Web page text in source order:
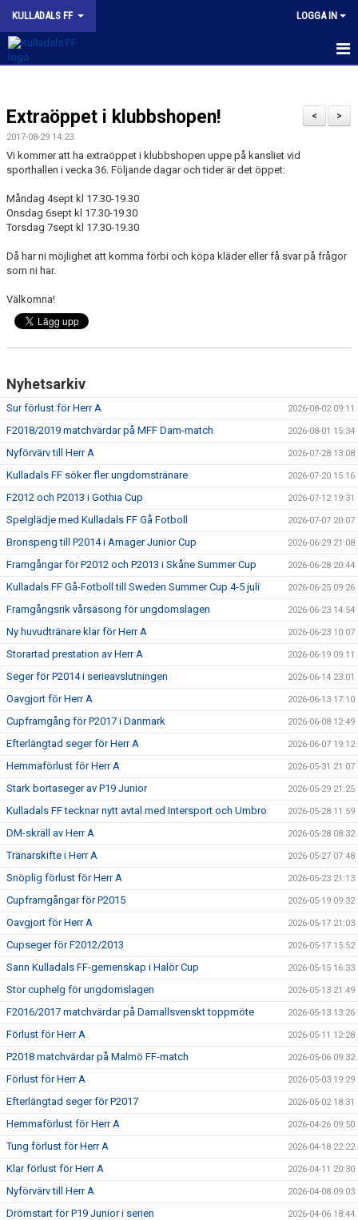
KULLADALS FF LOGGA IN
OM KLUBBEN
NYHETER
INFORMATION MED POLICY
DOKUMENT
MATCHER
PROFILKLÄDER
KFF FACEBOOK
KFF INSTAGRAM
MEDLEM INTRESSEANMÄLAN
>
<
Extraöppet i klubbshopen!
2017-08-29 14:23
Vi kommer att ha extraöppet i klubbshopen uppe på kansliet vid
sporthallen i vecka 36. Följande dagar och tider är det öppet:
Måndag 4sept kl 17.30-19.30
Onsdag 6sept kl 17.30-19.30
Torsdag 7sept kl 17.30-19.30
Då har ni möjlighet att komma förbi och köpa kläder eller få svar på frågor
som ni har.
Välkomna!
Nyhetsarkiv
Sur förlust för Herr A 2026-08-02 09:11
F2018/2019 matchvärdar på MFF Dam-match 2026-08-01 15:34
Nyförvärv till Herr A 2026-07-28 13:08
Kulladals FF söker fler ungdomstränare 2026-07-20 15:16
F2012 och P2013 i Gothia Cup 2026-07-12 19:31
Spelglädje med Kulladals FF Gå Fotboll 2026-07-07 20:07
Bronspeng till P2014 i Amager Junior Cup 2026-06-29 21:08
Framgångar för P2012 och P2013 i Skåne Summer Cup 2026-06-28 20:44
Kulladals FF Gå-Fotboll till Sweden Summer Cup 4-5 juli 2026-06-25 09:26
Framgångsrik vårsäsong för ungdomslagen 2026-06-23 14:54
Ny huvudtränare klar för Herr A 2026-06-23 10:07
Storartad prestation av Herr A 2026-06-19 09:11
Seger för P2014 i serieavslutningen 2026-06-14 23:01
Oavgjort för Herr A 2026-06-13 17:10
Cupframgång för P2017 i Danmark 2026-06-08 12:49
Efterlängtad seger för Herr A 2026-06-07 19:12
Hemmaförlust för Herr A 2026-05-31 21:07
Stark bortaseger av P19 Junior 2026-05-29 21:25
Kulladals FF tecknar nytt avtal med Intersport och Umbro 2026-05-28 11:59
DM-skräll av Herr A 2026-05-28 08:32
Tränarskifte i Herr A 2026-05-27 07:48
Snöplig förlust för Herr A 2026-05-23 21:13
Cupframgångar för P2015 2026-05-19 09:32
Oavgjort för Herr A 2026-05-17 21:03
Cupseger för F2012/2013 2026-05-17 15:52
Sann Kulladals FF-gemenskap i Halör Cup 2026-05-15 16:33
Stor cuphelg för ungdomslagen 2026-05-13 21:49
F2016/2017 matchvärdar på Damallsvenskt toppmöte 2026-05-13 13:26
Förlust för Herr A 2026-05-11 12:28
P2018 matchvärdar på Malmö FF-match 2026-05-06 09:32
Förlust för Herr A 2026-05-03 19:29
Efterlängtad seger för P2017 2026-05-02 18:31
Hemmaförlust för Herr A 2026-04-26 09:50
Tung förlust för Herr A 2026-04-18 22:22
Klar förlust för Herr A 2026-04-11 20:30
Nyförvärv till Herr A 2026-04-08 09:03
Drömstart för P19 Junior i serien 2026-04-06 18:44